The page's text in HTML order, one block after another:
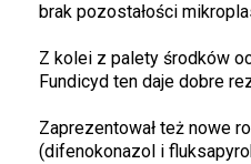
brak pozostałości
Z kolei z palety środków
Fundicyd ten daje dobre
Zaprezentował też nowe
(difenokonazol i